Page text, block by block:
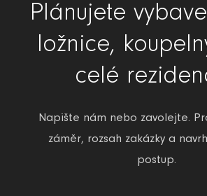
Plánujete
ložnice,
celé
Napište nám nebo zavolejte.
záměr, rozsah zakázky a
postup.